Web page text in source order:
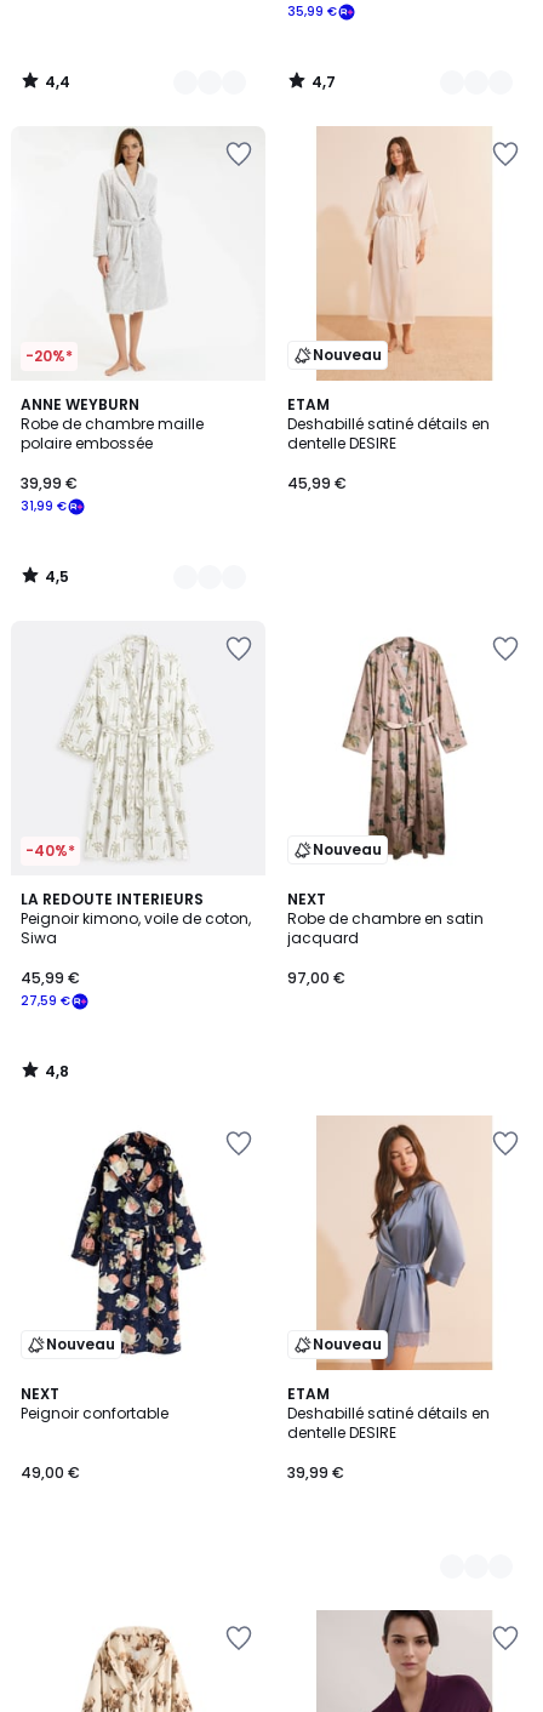
4,4
/
35,99 €
4,7
/
-20%*
ANNE WEYBURN
Robe de chambre maille
polaire embossée
31,99 €
39,99 €
4,5
/ 5
2
Couleurs
4,5
/
Nouveau
ETAM
Deshabillé satiné détails en
dentelle DESIRE
45,99 €
-40%*
LA REDOUTE INTERIEURS
Peignoir kimono, voile de coton,
Siwa
27,59 €
45,99 €
4,8
/ 5
4,8
/
Nouveau
NEXT
Robe de chambre en satin
jacquard
97,00 €
Nouveau
NEXT
Peignoir confortable
49,00 €
Nouveau
ETAM
Deshabillé satiné détails en
dentelle DESIRE
39,99 €
2
Couleurs